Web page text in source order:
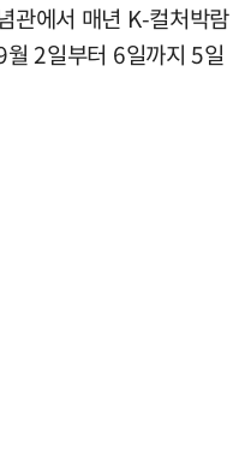
관에서 매년 K-컬처박람
2일부터 6일까지 5일